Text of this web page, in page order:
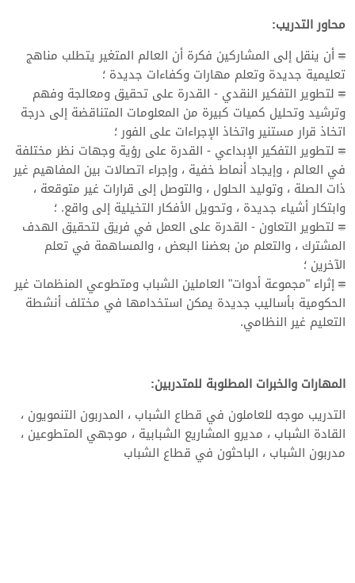
محاور التدريب:
► أن ينقل إلى المشاركين فكرة أن العالم المتغير يتطلب مناهج
تعليمية جديدة وتعلم مهارات وكفاءات جديدة ؛
► لتطوير التفكير النقدي - القدرة على تحقيق ومعالجة وفهم
وترشيد وتحليل كميات كبيرة من المعلومات المتناقضة إلى درجة
اتخاذ قرار مستنير واتخاذ الإجراءات على الفور ؛
► لتطوير التفكير الإبداعي - القدرة على رؤية وجهات نظر مختلفة
في العالم ، وإيجاد أنماط خفية ، وإجراء اتصالات بين المفاهيم غير
ذات الصلة ، وتوليد الحلول ، والتوصل إلى قرارات غير متوقعة ،
وابتكار أشياء جديدة ، وتحويل الأفكار التخيلية إلى واقع. ؛
► لتطوير التعاون - القدرة على العمل في فريق لتحقيق الهدف
المشترك ، والتعلم من بعضنا البعض ، والمساهمة في تعلم
الآخرين ؛
► إثراء "مجموعة أدوات" العاملين الشباب ومتطوعي المنظمات غير
الحكومية بأساليب جديدة يمكن استخدامها في مختلف أنشطة
التعليم غير النظامي.
المهارات والخبرات المطلوبة للمتدربين:
التدريب موجه للعاملون في قطاع الشباب ، المدربون التنمويون ،
القادة الشباب ، مديرو المشاريع الشبابية ، موجهي المتطوعين ،
مدربون الشباب ، الباحثون في قطاع الشباب